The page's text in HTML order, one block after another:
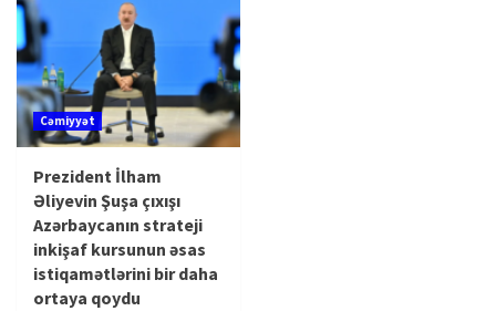
Cəmiyyət
Prezident İlham
Əliyevin Şuşa çıxışı
Azərbaycanın strateji
inkişaf kursunun əsas
istiqamətlərini bir daha
ortaya qoydu